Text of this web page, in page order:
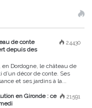
24430
de conte
depuis des
Dordogne, le château de
décor de conte. Ses
et ses jardins à la...
21591
en Gironde : ce